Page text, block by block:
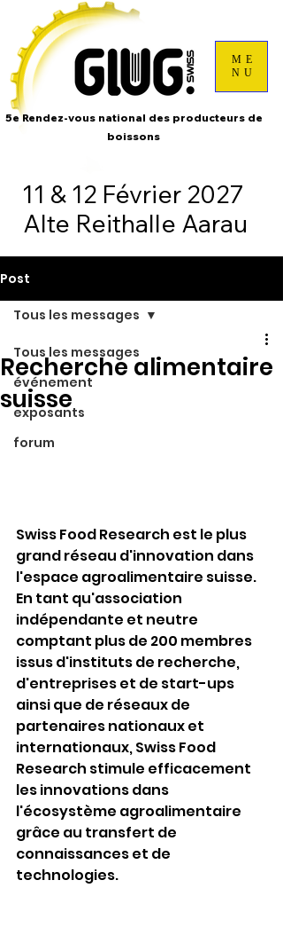
ME
NU
11 & 12 Février 2027
Alte Reithalle Aarau
5e Rendez-vous national des producteurs de
boissons
Post
Tous les messages
événement
exposants
forum
Tous les messages
Recherche alimentaire
suisse
Swiss Food Research est le plus
grand réseau d'innovation dans
l'espace agroalimentaire suisse.
En tant qu'association
indépendante et neutre
comptant plus de 200 membres
issus d'instituts de recherche,
d'entreprises et de start-ups
ainsi que de réseaux de
partenaires nationaux et
internationaux, Swiss Food
Research stimule efficacement
les innovations dans
l'écosystème agroalimentaire
grâce au transfert de
connaissances et de
technologies.